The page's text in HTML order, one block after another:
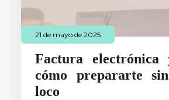
21 de mayo de 2025
Factura electrónica
cómo prepararte
loco